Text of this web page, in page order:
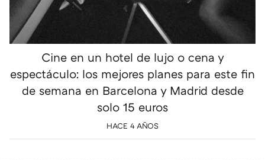
Cine en un hotel de lujo o cena y
espectáculo: los mejores planes para este fin
de semana en Barcelona y Madrid desde
solo 15 euros
HACE 4 AÑOS